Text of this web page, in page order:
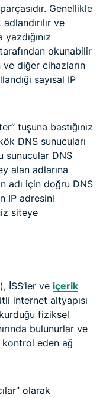
Genellikle
ve
okunabilir
ve diğer cihazların
sayısal IP
tuşuna bastığınız
DNS sunucuları
sunucular DNS
alan adlarına
adı için doğru DNS
IP adresini
siteye
İSS’ler ve içerik
internet altyapısı
fiziksel
bulunurlar ve
kontrol eden ağ
olarak